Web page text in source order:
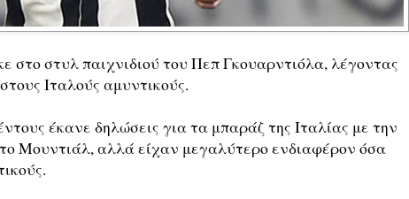
στο στυλ παιχνιδιού του Πεπ Γκουαρντιόλα, λέγοντας
Ιταλούς αμυντικούς.
έκανε δηλώσεις για τα μπαράζ της Ιταλίας με την
Μουντιάλ, αλλά είχαν μεγαλύτερο ενδιαφέρον όσα